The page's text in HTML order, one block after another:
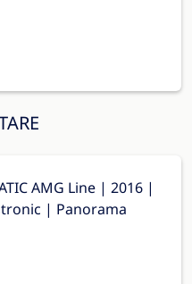
AMG Line | 2016 |
| Panorama